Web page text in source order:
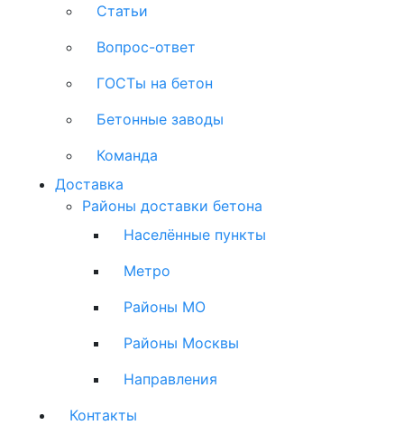
Статьи
Вопрос-ответ
ГОСТы на бетон
Бетонные заводы
Команда
Доставка
Районы доставки бетона
Населённые пункты
Метро
Районы МО
Районы Москвы
Направления
Контакты